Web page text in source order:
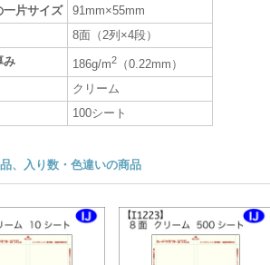
一片サイズ
91mm×55mm
8面（2列×4段）
み
186g/m2
（0.22mm）
クリーム
100シート
、入り数・色違いの商品